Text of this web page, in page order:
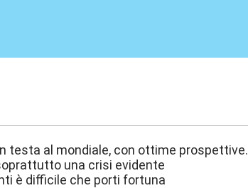
testa al mondiale, con ottime prospettive.
una crisi evidente
è difficile che porti fortuna